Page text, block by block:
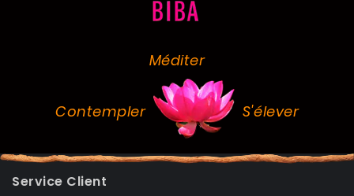
Méditer
Contempler S'élever
Service Client